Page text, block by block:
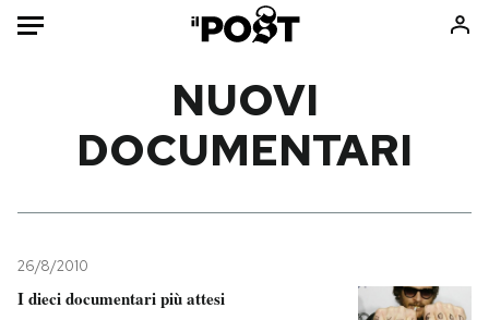
HOME
Mondo
Tecnologia
Internet
Libri
Ok Boomer!
NUOVI
DOCUMENTARI
26/8/2010
I dieci documentari più attesi